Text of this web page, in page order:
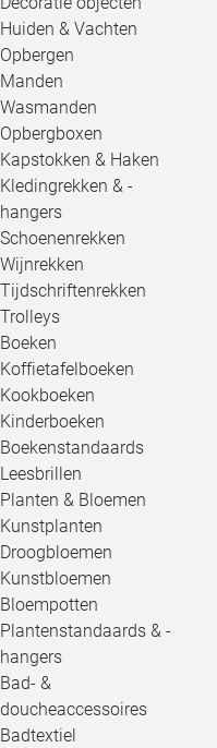
Huiden & Vachten
Opbergen
Manden
Wasmanden
Opbergboxen
Kapstokken & Haken
Kledingrekken & -
hangers
Schoenenrekken
Wijnrekken
Tijdschriftenrekken
Trolleys
Boeken
Koffietafelboeken
Kookboeken
Kinderboeken
Boekenstandaards
Leesbrillen
Planten & Bloemen
Kunstplanten
Droogbloemen
Kunstbloemen
Bloempotten
Plantenstandaards & -
hangers
Bad- &
doucheaccessoires
Badtextiel